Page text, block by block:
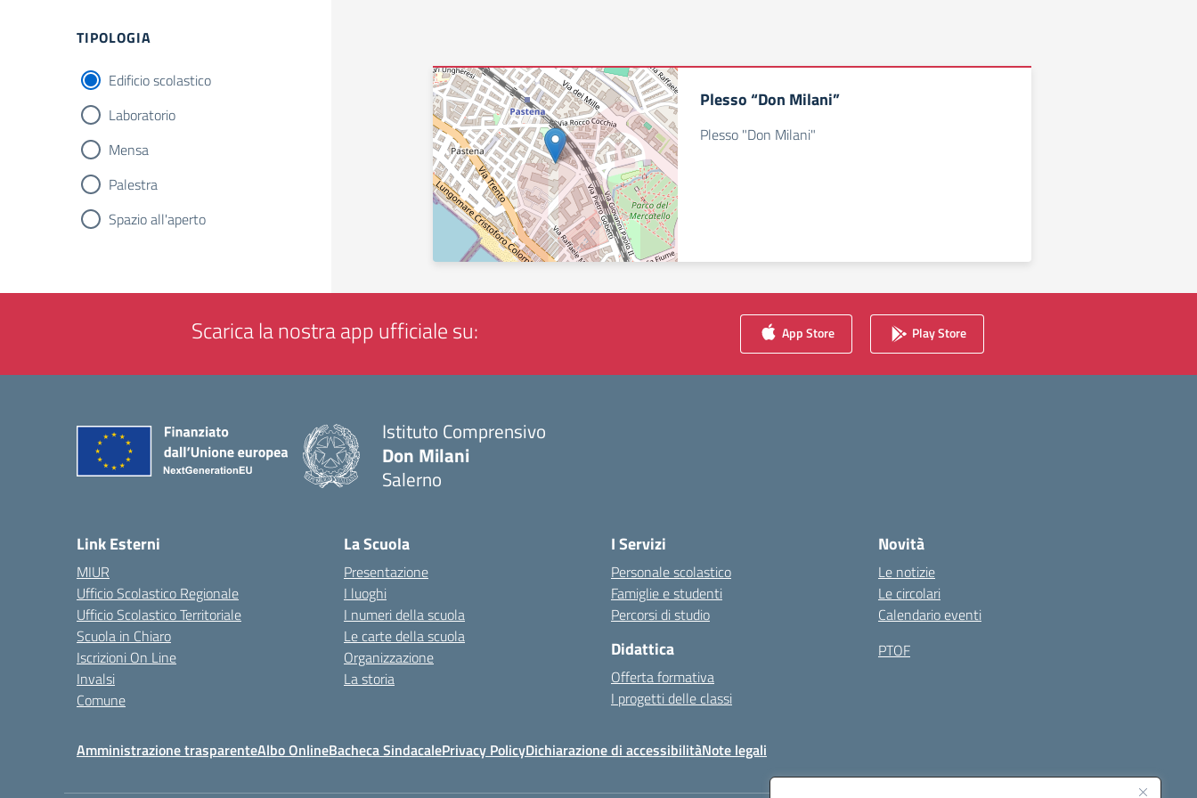
Filtri
TIPOLOGIA
Edificio scolastico
Laboratorio
Mensa
Palestra
Spazio all'aperto
Plesso “Don Milani”
Plesso "Don Milani"
Scarica la nostra app ufficiale su: App Store Play Store
Istituto Comprensivo
Don Milani
Salerno
Link Esterni
MIUR
Ufficio Scolastico Regionale
Ufficio Scolastico Territoriale
Scuola in Chiaro
Iscrizioni On Line
Invalsi
Comune
La Scuola
Presentazione
I luoghi
I numeri della scuola
Le carte della scuola
Organizzazione
La storia
I Servizi
Personale scolastico
Famiglie e studenti
Percorsi di studio
Didattica
Offerta formativa
I progetti delle classi
Novità
Le notizie
Le circolari
Calendario eventi
PTOF
Amministrazione trasparenteAlbo OnlineBacheca SindacalePrivacy PolicyDichiarazione di accessibilitàNote legali